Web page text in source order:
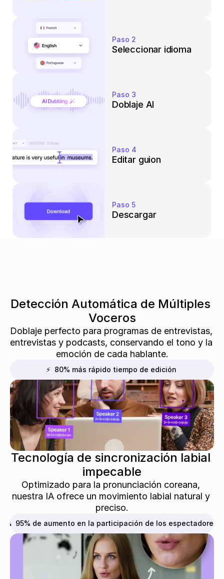
Paso 2
Seleccionar idioma
Paso 3
Doblaje AI
Paso 4
Editar guion
Paso 5
Descargar
Detección Automática de Múltiples
Voceros
Doblaje perfecto para programas de entrevistas,
entrevistas y podcasts, conservando el tono y la
emoción de cada hablante.
⚡  80% más rápido tiempo de edición
Tecnología de sincronización labial
impecable
Optimizado para la pronunciación coreana,
nuestra IA ofrece un movimiento labial natural y
preciso.
👥  95% de aumento en la participación de los espectadores